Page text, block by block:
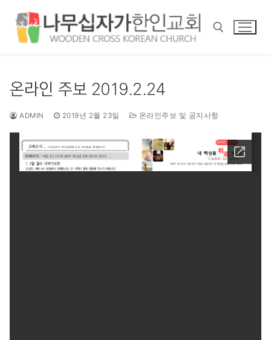
온라인 주보 2019.2.24
ADMIN 2019년 2월 23일 온라인주보 및 공지사항